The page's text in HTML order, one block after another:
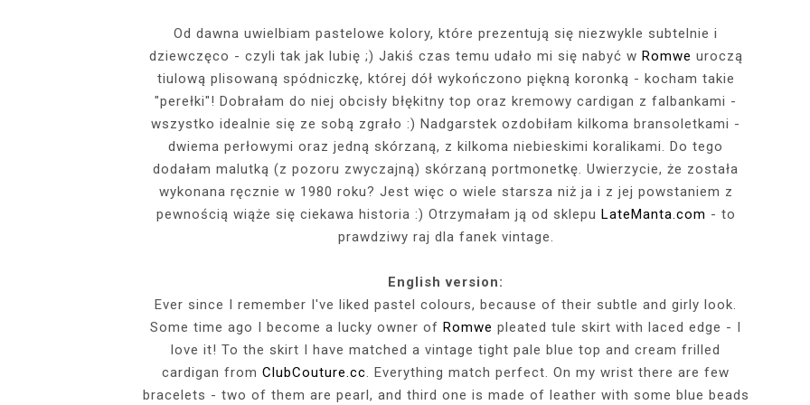
EVENTS
INSIDE HER FRAME - MY NEW
SENSUAL PHOTOBOOK
MY 34TH BIRTHDAY! FEELING
MORE ME THAN EVER :)
2025 - THE
PHOTOS ON
SZARY TOP, KRÓTKA SKÓRZANA
SPÓDNICZKA, CZARNE
KTÓRYMI PRAGNĘ SIĘ Z WAMI
PODZIELIĆ
RÓŻOWY SWETER Z DEKOLTEM,
SZARA SPÓDNICZKA I CZARNE
PRAGNĘ SIĘ Z WAMI PODZIELIĆ
FALBANAMI,
I SZPILKI +
PRAGNĘ SIĘ Z
GDZIE POWSTAJĄ MOJE
BUDUAROWE SESJE + 100 ZŁ DO
AIRBNB
NIEZNANE OBLICZE LUWRU:
DLACZEGO MONA LISA STAŁA
WENUS Z MILO?
WIZYTA W
BIAŁY SPORTOWY STANIK,
CZARNE LEGGINSY I
WIZYTA W POZNAŃSKIEJ
PRACOWNI FRYZJERSKIEJ CUT
JAKIEGO
CZYM
WŁOSY?
Od dawna uwielbiam pastelowe kolory, które prezentują się niezwykle subtelnie i
dziewczęco - czyli tak jak lubię ;) Jakiś czas temu udało mi się nabyć w Romwe uroczą
tiulową plisowaną spódniczkę, której dół wykończono piękną koronką - kocham takie
"perełki"! Dobrałam do niej obcisły błękitny top oraz kremowy cardigan z falbankami -
wszystko idealnie się ze sobą zgrało :) Nadgarstek ozdobiłam kilkoma bransoletkami -
dwiema perłowymi oraz jedną skórzaną, z kilkoma niebieskimi koralikami. Do tego
dodałam malutką (z pozoru zwyczajną) skórzaną portmonetkę. Uwierzycie, że została
wykonana ręcznie w 1980 roku? Jest więc o wiele starsza niż ja i z jej powstaniem z
pewnością wiąże się ciekawa historia :) Otrzymałam ją od sklepu LateManta.com - to
prawdziwy raj dla fanek vintage.
English version:
Ever since I remember I've liked pastel colours, because of their subtle and girly look.
Some time ago I become a lucky owner of Romwe pleated tule skirt with laced edge - I
love it! To the skirt I have matched a vintage tight pale blue top and cream frilled
cardigan from ClubCouture.cc. Everything match perfect. On my wrist there are few
bracelets - two of them are pearl, and third one is made of leather with some blue beads